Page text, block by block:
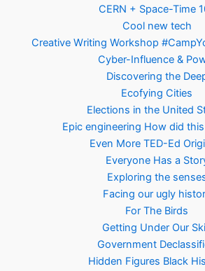
CERN + Space-Time
Cool new tech
Creative Writing Workshop
Cyber-Influence &
Discovering the
Ecofying Cities
Elections in the United
Epic engineering How did
Even More TED-Ed
Everyone Has a
Exploring the
Facing our ugly
For The Birds
Getting Under Our
Government
Hidden Figures Black